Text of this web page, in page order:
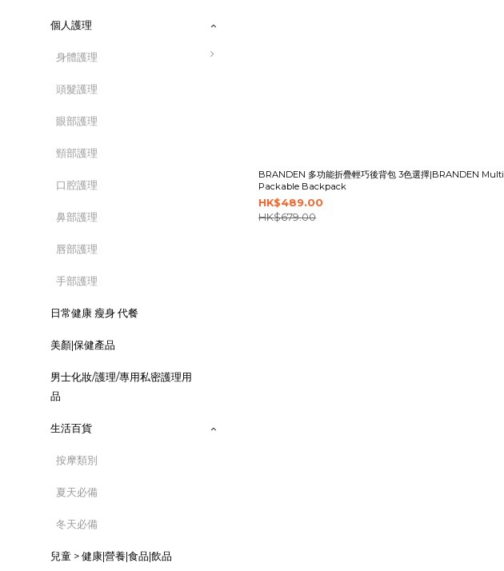
個人護理
身體護理
頭髮護理
眼部護理
頸部護理
口腔護理
鼻部護理
唇部護理
手部護理
日常健康 瘦身 代餐
美顏|保健產品
男士化妝/護理/專用私密護理用
品
生活百貨
按摩類別
夏天必備
冬天必備
兒童 > 健康|營養|食品|飲品
BRANDEN 多功能折疊輕巧後背包 3色選擇|BRANDEN Multi
Packable Backpack
HK$489.00
HK$679.00